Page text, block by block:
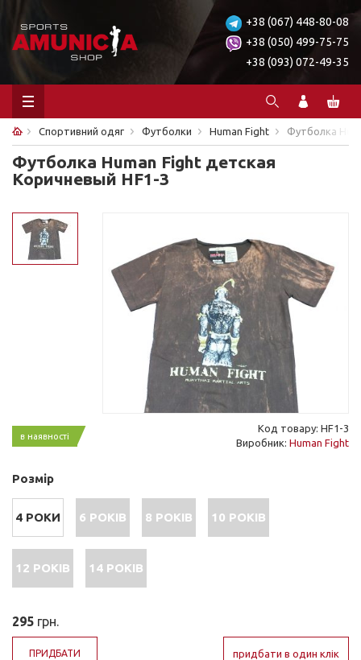
+38 (067) 448-80-08
+38 (050) 499-75-75
+38 (093) 072-49-35
Спортивний одяг Футболки Human Fight Футболка
Футболка Human Fight детская
Коричневый HF1-3
в наявності
Код товару: HF1-3
Виробник: Human Fight
Розмір
4 РОКИ 6 РОКІВ 8 РОКІВ 10 РОКІВ
12 РОКІВ 14 РОКІВ
295 грн.
ПРИДБАТИ придбати в один клік